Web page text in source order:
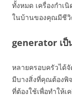
ทั้งหมด เครื่องกำเ
ในบ้านของคุณมีชีวิ
generator เ
หลายครอบครัวได้
มีบางสิ่งที่คุณต้องพิ
ที่ต้องใช้เพื่อทำให้